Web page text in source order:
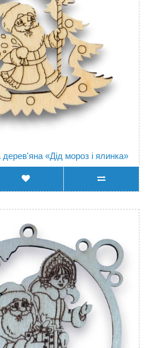
«Дід мороз і ялинка»